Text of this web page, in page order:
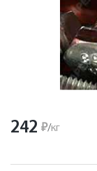
242 ₽/кг